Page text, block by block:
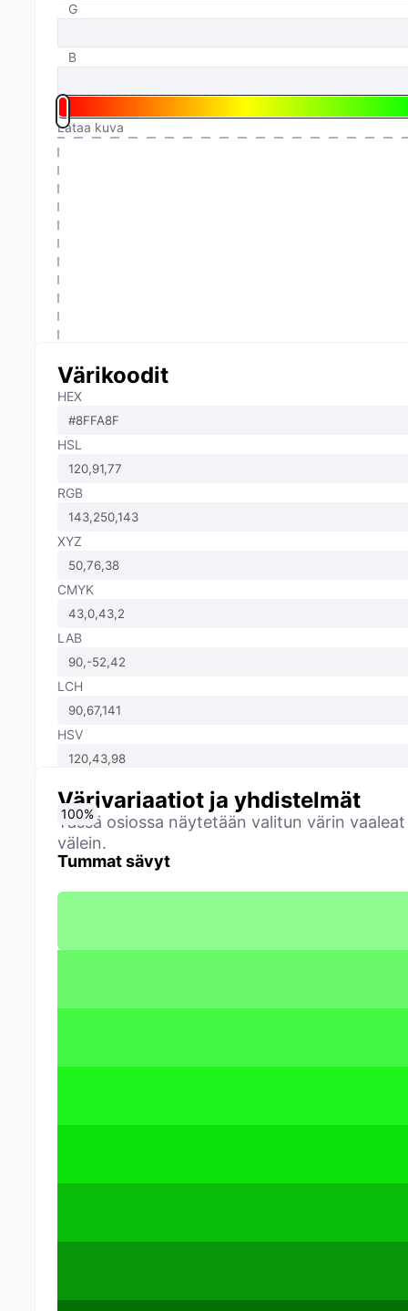
G
B
Lataa kuva
Värikoodit
HEX
HSL
RGB
XYZ
CMYK
LAB
LCH
HSV
Värivariaatiot ja yhdistelmät
Tässä osiossa näytetään valitun värin
välein.
Tummat sävyt
0%
10%
20%
30%
40%
50%
60%
70%
80%
90%
100%